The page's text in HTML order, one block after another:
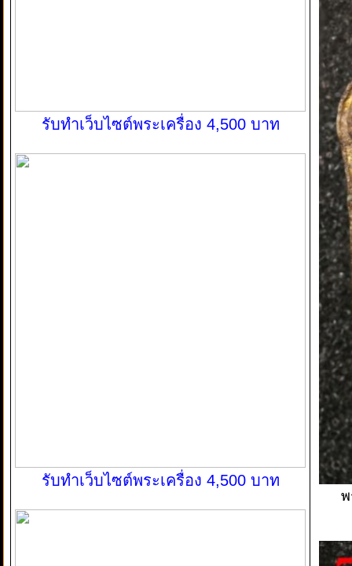
รับทำเว็บไซต์พระเครื่อง 4,500 บาท
รับทำเว็บไซต์พระเครื่อง 4,500 บาท
พ